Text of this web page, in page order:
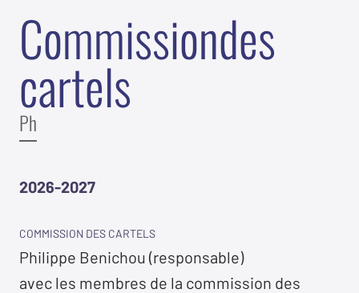
Commissiondes
cartels
Ph
2026-2027
commission des cartels
Philippe Benichou (responsable)
avec les membres de la commission des